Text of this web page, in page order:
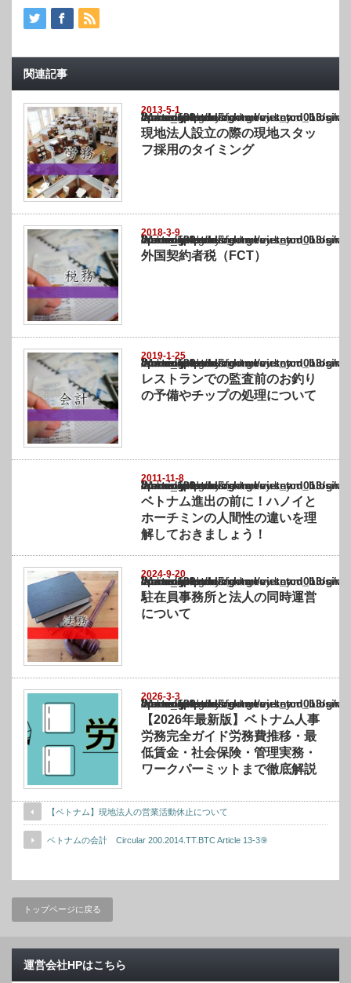
関連記事
2013-5-1
Warning
: Undefined array key "show_category" in
/home/netst/kuno-cpa.co.jp/public_html/vietnam_blog/wp-content/themes/
on line183
現地法人設立の際の現地スタッ
フ採用のタイミング
2018-3-9
Warning
: Undefined array key "show_category" in
/home/netst/kuno-cpa.co.jp/public_html/vietnam_blog/wp-content/themes/
on line183
外国契約者税（FCT）
2019-1-25
Warning
: Undefined array key "show_category" in
/home/netst/kuno-cpa.co.jp/public_html/vietnam_blog/wp-content/themes/
on line183
レストランでの監査前のお釣り
の予備やチップの処理について
2011-11-8
Warning
: Undefined array key "show_category" in
/home/netst/kuno-cpa.co.jp/public_html/vietnam_blog/wp-content/themes/
on line183
ベトナム進出の前に！ハノイと
ホーチミンの人間性の違いを理
解しておきましょう！
2024-9-20
Warning
: Undefined array key "show_category" in
/home/netst/kuno-cpa.co.jp/public_html/vietnam_blog/wp-content/themes/
on line183
駐在員事務所と法人の同時運営
について
2026-3-3
Warning
: Undefined array key "show_category" in
/home/netst/kuno-cpa.co.jp/public_html/vietnam_blog/wp-content/themes/
on line183
【2026年最新版】ベトナム人事
労務完全ガイド労務費推移・最
低賃金・社会保険・管理実務・
ワークパーミットまで徹底解説
【ベトナム】現地法人の営業活動休止について
ベトナムの会計 Circular 200.2014.TT.BTC Article 13-3⑨
トップページに戻る
運営会社HPはこちら